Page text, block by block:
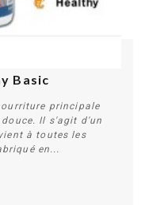
Basic
principale
Il s'agit d'un
à toutes les
en...